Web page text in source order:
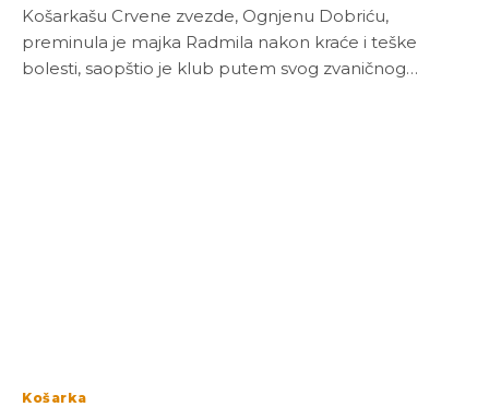
Košarkašu Crvene zvezde, Ognjenu Dobriću,
preminula je majka Radmila nakon kraće i teške
bolesti, saopštio je klub putem svog zvaničnog…
Košarka